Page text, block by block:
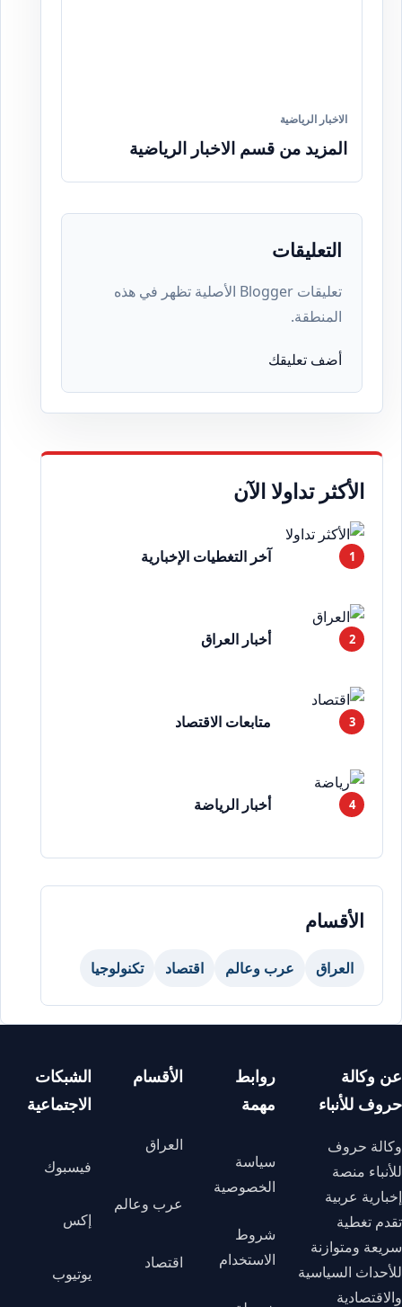
الاخبار الرياضية
المزيد من قسم الاخبار الرياضية
التعليقات
تعليقات Blogger الأصلية تظهر في هذه
المنطقة.
أضف تعليقك
الأكثر تداولا الآن
آخر التغطيات الإخبارية
أخبار العراق
متابعات الاقتصاد
أخبار الرياضة
الأقسام
العراق عرب وعالم اقتصاد تكنولوجيا
عن وكالة
حروف للأنباء
وكالة حروف
للأنباء منصة
إخبارية عربية
تقدم تغطية
سريعة ومتوازنة
للأحداث السياسية
والاقتصادية
روابط
مهمة
سياسة
الخصوصية
شروط
الاستخدام
الأقسام
العراق
عرب وعالم
اقتصاد
الشبكات
الاجتماعية
فيسبوك
إكس
يوتيوب